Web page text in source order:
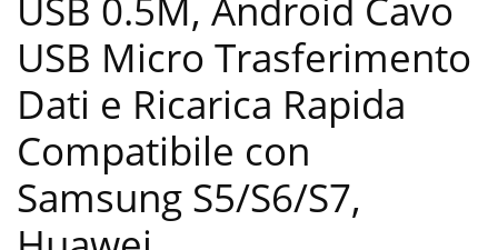
USB 0.5M, Android Cavo
USB Micro Trasferimento
Dati e Ricarica Rapida
Compatibile con
Samsung S5/S6/S7,